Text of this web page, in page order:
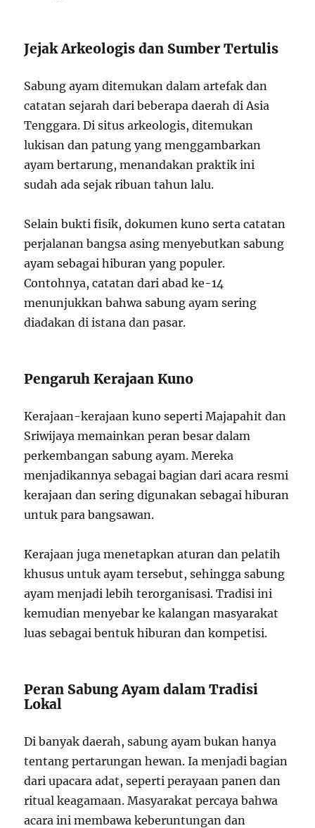
Jejak Arkeologis dan Sumber Tertulis
Sabung ayam ditemukan dalam artefak dan
catatan sejarah dari beberapa daerah di Asia
Tenggara. Di situs arkeologis, ditemukan
lukisan dan patung yang menggambarkan
ayam bertarung, menandakan praktik ini
sudah ada sejak ribuan tahun lalu.
Selain bukti fisik, dokumen kuno serta catatan
perjalanan bangsa asing menyebutkan sabung
ayam sebagai hiburan yang populer.
Contohnya, catatan dari abad ke-14
menunjukkan bahwa sabung ayam sering
diadakan di istana dan pasar.
Pengaruh Kerajaan Kuno
Kerajaan-kerajaan kuno seperti Majapahit dan
Sriwijaya memainkan peran besar dalam
perkembangan sabung ayam. Mereka
menjadikannya sebagai bagian dari acara resmi
kerajaan dan sering digunakan sebagai hiburan
untuk para bangsawan.
Kerajaan juga menetapkan aturan dan pelatih
khusus untuk ayam tersebut, sehingga sabung
ayam menjadi lebih terorganisasi. Tradisi ini
kemudian menyebar ke kalangan masyarakat
luas sebagai bentuk hiburan dan kompetisi.
Peran Sabung Ayam dalam Tradisi
Lokal
Di banyak daerah, sabung ayam bukan hanya
tentang pertarungan hewan. Ia menjadi bagian
dari upacara adat, seperti perayaan panen dan
ritual keagamaan. Masyarakat percaya bahwa
acara ini membawa keberuntungan dan